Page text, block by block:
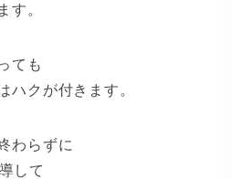
す。
ても
ハクが付きます。
わらずに
して